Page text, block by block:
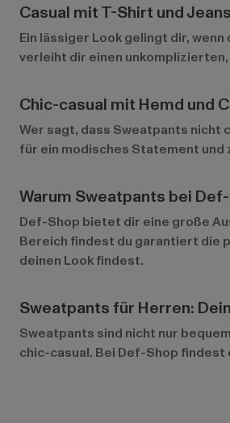
Casual mit T-Shirt und
Ein lässiger Look gelingt dir,
verleiht dir einen
Chic-casual mit Hemd und
Wer sagt, dass Sweatpants nicht
für ein modisches Statement
Warum Sweatpants bei
Def-Shop bietet dir eine große
Bereich findest du garantiert die
deinen Look findest.
Sweatpants für Herren:
Sweatpants sind nicht nur
chic-casual. Bei Def-Shop findest